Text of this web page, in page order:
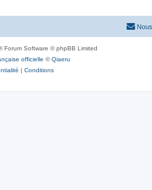
Forum Software © phpBB Limited
officielle ©Qiaeru
| Conditions